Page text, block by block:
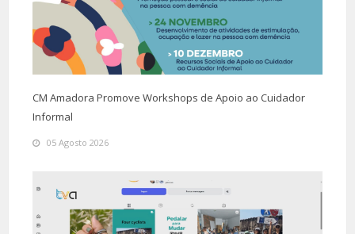
CM Amadora Promove Workshops de Apoio ao Cuidador
Informal
05 Agosto 2026